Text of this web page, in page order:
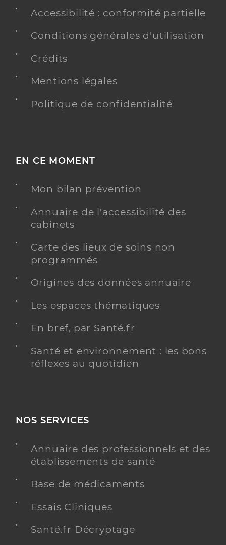
Accessibilité : conformité partielle
Conditions générales d'utilisation
Crédits
Mentions légales
Politique de confidentialité
EN CE MOMENT
Mon bilan prévention
Annuaire de l'accessibilité des
cabinets
Carte des lieux de soins non
programmés
Origines des données annuaire
Les espaces thématiques
En bref, par Santé.fr
Santé et environnement : les bons
réflexes au quotidien
NOS SERVICES
Annuaire des professionnels et des
établissements de santé
Base de médicaments
Essais Cliniques
Santé.fr Décryptage